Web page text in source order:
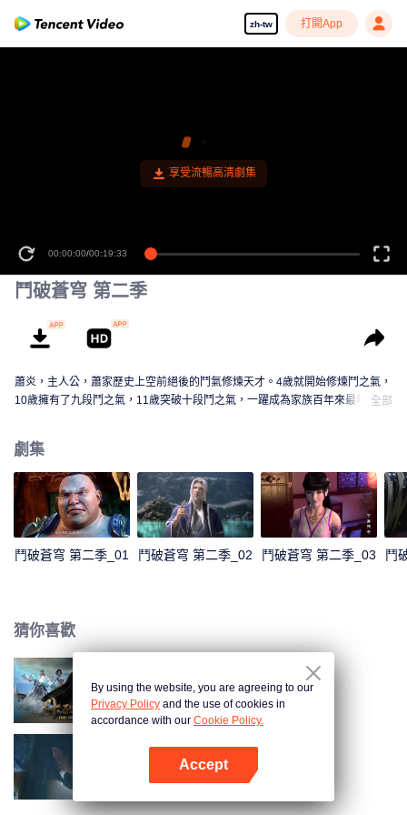
zh-tw 打開App
享受流暢高清劇集
00:00:00/00:19:33
鬥破蒼穹 第二季
蕭炎，主人公，蕭家歷史上空前絕後的鬥氣修煉天才。4歲就開始修煉鬥之氣，
10歲擁有了九段鬥之氣，11歲突破十段鬥之氣，一躍成為家族百年來最年輕的
即將絕望的時候，一縷幽魂從他手上的戒指裡浮現，一扇全新的大門在面前開
啟！蕭炎重新成為家族年輕一輩中的佼佼者，受到眾人的仰慕，他卻不滿足於
此。為了一雪退婚帶來的恥辱，蕭炎來到了魔獸山脈，在藥老的幫助下，進一
步提升自己的修煉級別…
全部
劇集
鬥破蒼穹 第二季_01 鬥破蒼穹 第二季_02 鬥破蒼穹 第二季_03 鬥
猜你喜歡
鬥破蒼穹 第一季
鬥破蒼穹 第三季
By using the website, you are agreeing to our
Privacy Policy and the use of cookies in
accordance with our Cookie Policy.
Accept